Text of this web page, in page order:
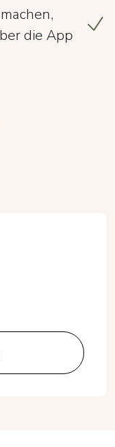
die App